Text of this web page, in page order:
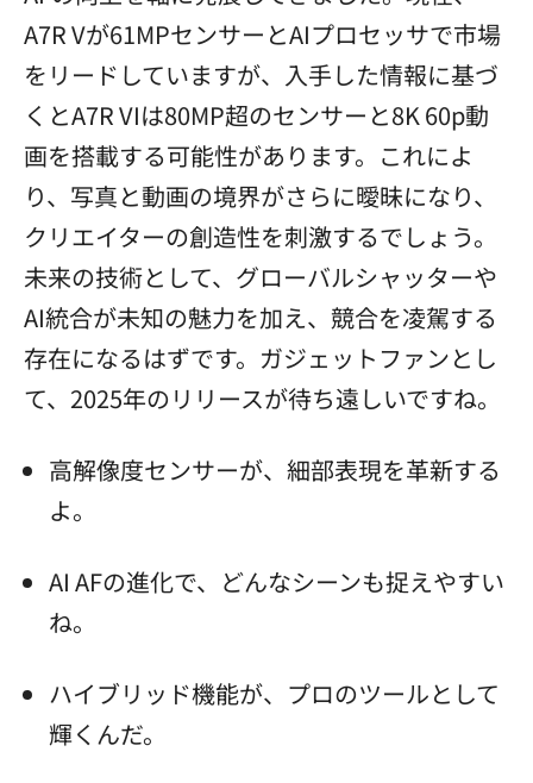
A7R Vが61MPセンサーとAIプロセッサで市場
をリードしていますが、入手した情報に基づ
くとA7R VIは80MP超のセンサーと8K 60p動
画を搭載する可能性があります。これによ
り、写真と動画の境界がさらに曖昧になり、
クリエイターの創造性を刺激するでしょう。
未来の技術として、グローバルシャッターや
AI統合が未知の魅力を加え、競合を凌駕する
存在になるはずです。ガジェットファンとし
て、2025年のリリースが待ち遠しいですね。
高解像度センサーが、細部表現を革新する
よ。
AI AFの進化で、どんなシーンも捉えやすい
ね。
ハイブリッド機能が、プロのツールとして
輝くんだ。